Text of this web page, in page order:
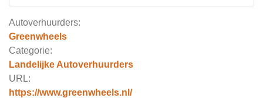
Autoverhuurders:
Greenwheels
Categorie:
Landelijke Autoverhuurders
URL:
https://www.greenwheels.nl/